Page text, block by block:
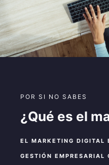
POR SI NO SABES
¿Qué es el
EL MARKETING DIGITAL
GESTIÓN EMPRESARIAL